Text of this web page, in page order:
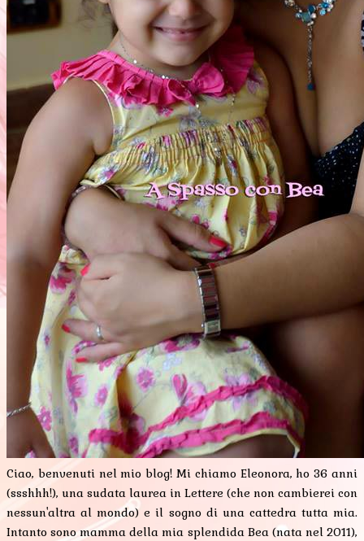
Ciao, benvenuti nel mio blog! Mi chiamo Eleonora, ho 36 anni
(ssshhh!), una sudata laurea in Lettere (che non cambierei con
nessun'altra al mondo) e il sogno di una cattedra tutta mia.
Intanto sono mamma della mia splendida Bea (nata nel 2011),